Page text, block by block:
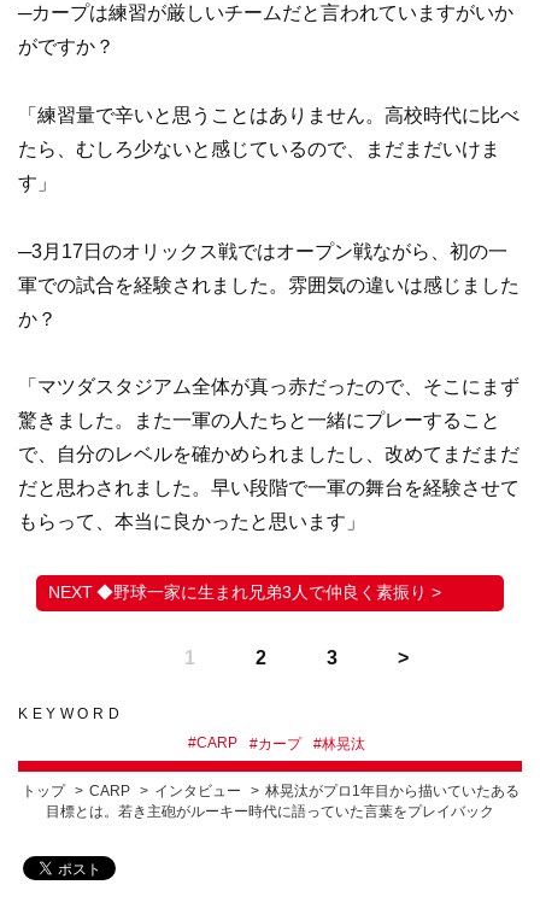
─カープは練習が厳しいチームだと言われていますがいか
がですか？
「練習量で辛いと思うことはありません。高校時代に比べ
たら、むしろ少ないと感じているので、まだまだいけま
す」
─3月17日のオリックス戦ではオープン戦ながら、初の一
軍での試合を経験されました。雰囲気の違いは感じました
か？
「マツダスタジアム全体が真っ赤だったので、そこにまず
驚きました。また一軍の人たちと一緒にプレーすること
で、自分のレベルを確かめられましたし、改めてまだまだ
だと思わされました。早い段階で一軍の舞台を経験させて
もらって、本当に良かったと思います」
◆野球一家に生まれ兄弟3人で仲良く素振り >
1 2 3
KEYWORD
#CARP #カープ #林晃汰
トップ CARP インタビュー
林晃汰がプロ1年目から描いていたある
目標とは。若き主砲がルーキー時代に語っていた言葉をプレイバック